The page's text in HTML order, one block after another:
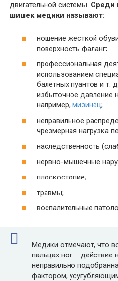
двигательной системы. Среди
шишек медики называют:
ношение жесткой
поверхность фаланг;
профессиональная
использованием
балетных пуантов и т.
избыточное давление
например, мизинец;
неправильное
чрезмерная нагрузка
наследственность
нервно-мышечные
плоскостопие;
травмы;
воспалительные
Медики отмечают, что
пальцах ног – действие
неправильно
фактором,